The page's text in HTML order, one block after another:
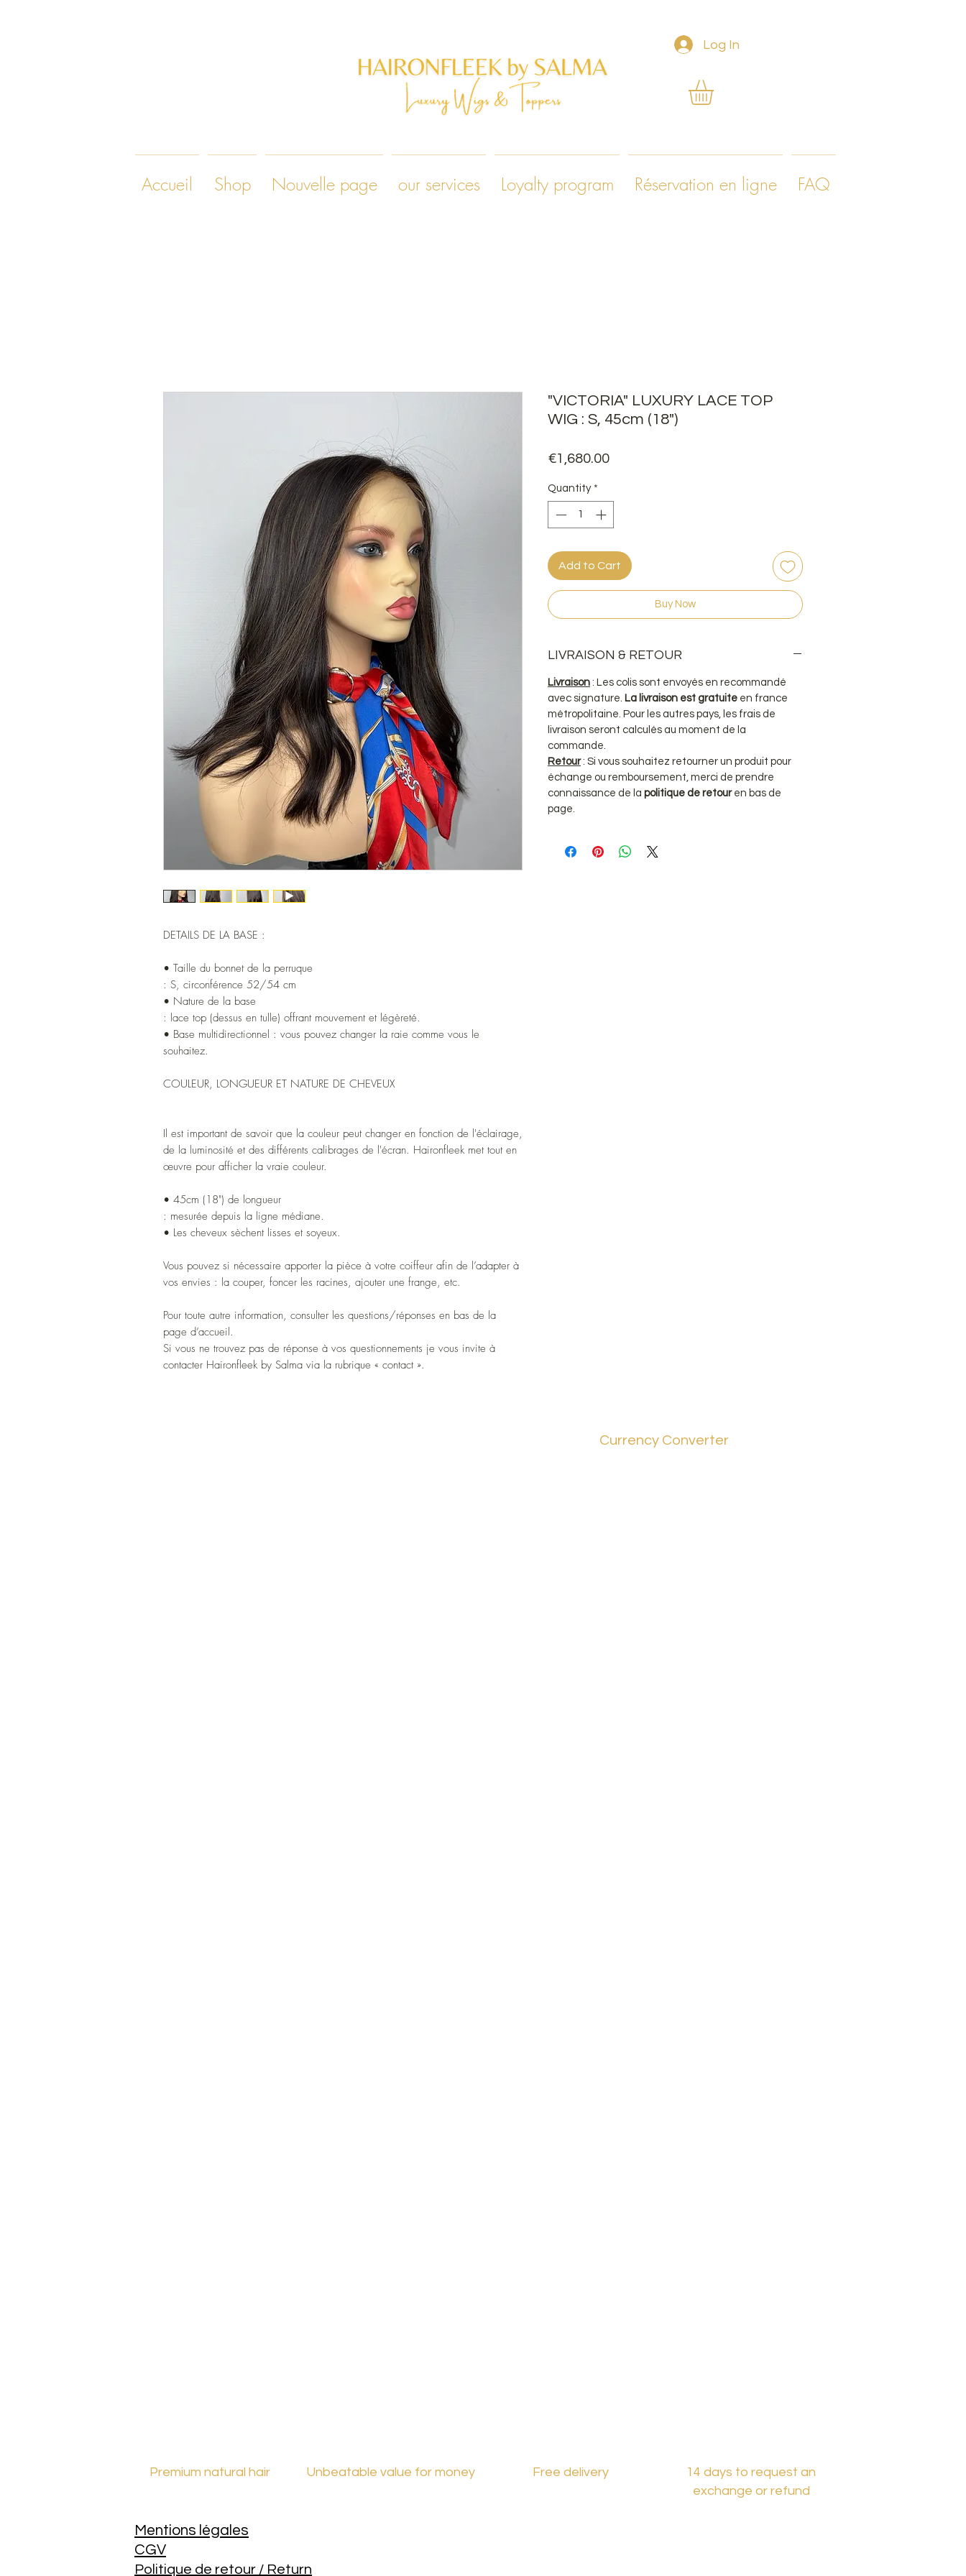
Log In
Accueil Shop Nouvelle page our services Loyalty program Réservation en ligne FAQ
DETAILS DE LA BASE :
• Taille du bonnet de la perruque
: S, circonférence 52/54 cm
• Nature de la base
: lace top (dessus en tulle) offrant mouvement et légèreté.
• Base multidirectionnel : vous pouvez changer la raie comme vous le
souhaitez.
COULEUR, LONGUEUR ET NATURE DE CHEVEUX
Il est important de savoir que la couleur peut changer en fonction de l'éclairage,
de la luminosité et des différents calibrages de l'écran. Haironfleek met tout en
œuvre pour afficher la vraie couleur.
• 45cm (18") de longueur
: mesurée depuis la ligne médiane.
• Les cheveux sèchent lisses et soyeux.
Vous pouvez si nécessaire apporter la pièce à votre coiffeur afin de l’adapter à
vos envies : la couper, foncer les racines, ajouter une frange, etc.
Pour toute autre information, consulter les questions/réponses en bas de la
page d’accueil.
Si vous ne trouvez pas de réponse à vos questionnements je vous invite à
contacter Haironfleek by Salma via la rubrique « contact ».
"VICTORIA" LUXURY LACE TOP
WIG : S, 45cm (18")
€1,680.00Price
Quantity *
Add to Cart
Buy Now
LIVRAISON & RETOUR
Livraison : Les colis sont envoyés en recommandé
avec signature. La livraison est gratuite en france
métropolitaine. Pour les autres pays, les frais de
livraison seront calculés au moment de la
commande.
Retour: Si vous souhaitez retourner un produit pour
échange ou remboursement, merci de prendre
connaissance de la politique de retour en bas de
page.
Currency Converter
Premium natural hair Unbeatable value for money Free delivery
14 days to request an
exchange or refund
Mentions légales
CGV
Politique de retour / Return